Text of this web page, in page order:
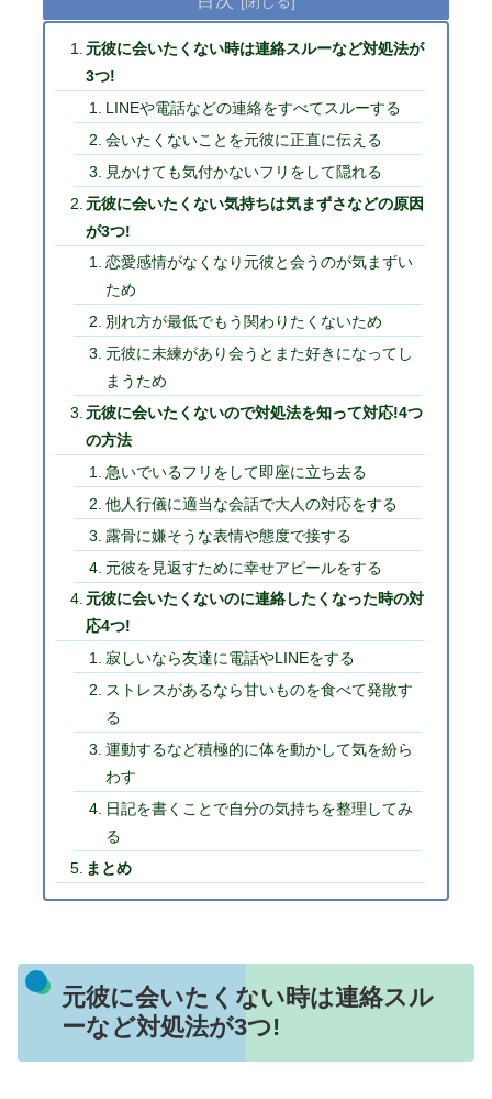
元彼に会いたくない時は連絡スルーなど対処法が
3つ!
LINEや電話などの連絡をすべてスルーする
会いたくないことを元彼に正直に伝える
見かけても気付かないフリをして隠れる
元彼に会いたくない気持ちは気まずさなどの原因
が3つ!
恋愛感情がなくなり元彼と会うのが気まずい
ため
別れ方が最低でもう関わりたくないため
元彼に未練があり会うとまた好きになってし
まうため
元彼に会いたくないので対処法を知って対応!4つ
の方法
急いでいるフリをして即座に立ち去る
他人行儀に適当な会話で大人の対応をする
露骨に嫌そうな表情や態度で接する
元彼を見返すために幸せアピールをする
元彼に会いたくないのに連絡したくなった時の対
応4つ!
寂しいなら友達に電話やLINEをする
ストレスがあるなら甘いものを食べて発散す
る
運動するなど積極的に体を動かして気を紛ら
わす
日記を書くことで自分の気持ちを整理してみ
る
まとめ
元彼に会いたくない時は連絡スル
ーなど対処法が3つ!